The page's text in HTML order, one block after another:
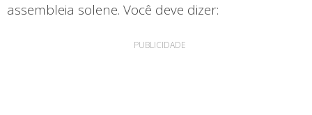
assembleia solene. Você deve dizer:
PUBLICIDADE